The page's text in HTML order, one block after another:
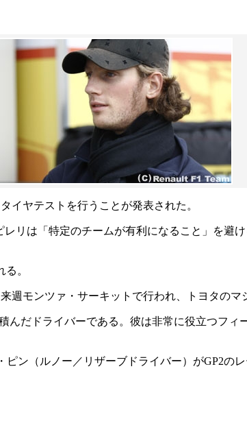
イヤテストを行うことが発表された。
リは「特定のチームが有利になること」を避
。
週モンツァ・サーキットで行われ、トヨタの
んだドライバーである。彼は非常に役立つフ
ン（ルノー／リザーブドライバー）がGP2の